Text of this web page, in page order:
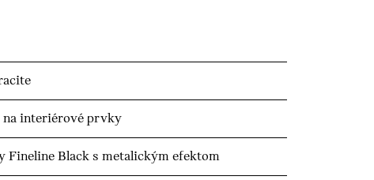
interiérové prvky
Fineline Black s metalickým efektom